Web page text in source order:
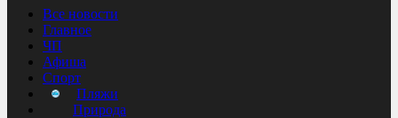
Все новости
Главное
ЧП
Афиша
Спорт
Пляжи
Природа